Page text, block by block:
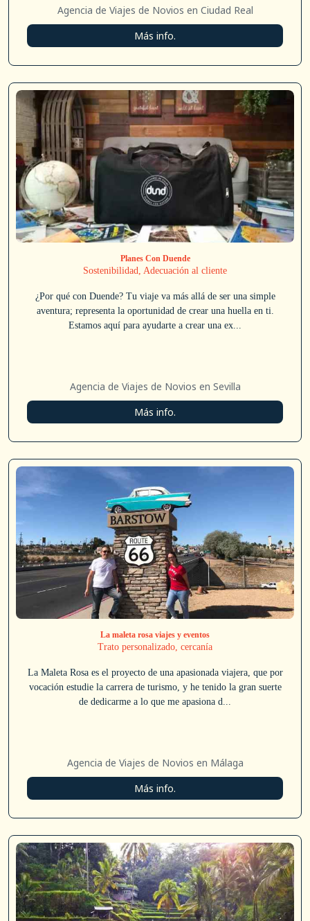
Agencia de Viajes de Novios en Ciudad Real
Más info.
Planes Con Duende
Sostenibilidad, Adecuación al cliente
¿Por qué con Duende? Tu viaje va más allá de ser una simple
aventura; representa la oportunidad de crear una huella en ti.
Estamos aquí para ayudarte a crear una ex...
Agencia de Viajes de Novios en Sevilla
Más info.
La maleta rosa viajes y eventos
Trato personalizado, cercanía
La Maleta Rosa es el proyecto de una apasionada viajera, que por
vocación estudie la carrera de turismo, y he tenido la gran suerte
de dedicarme a lo que me apasiona d...
Agencia de Viajes de Novios en Málaga
Más info.